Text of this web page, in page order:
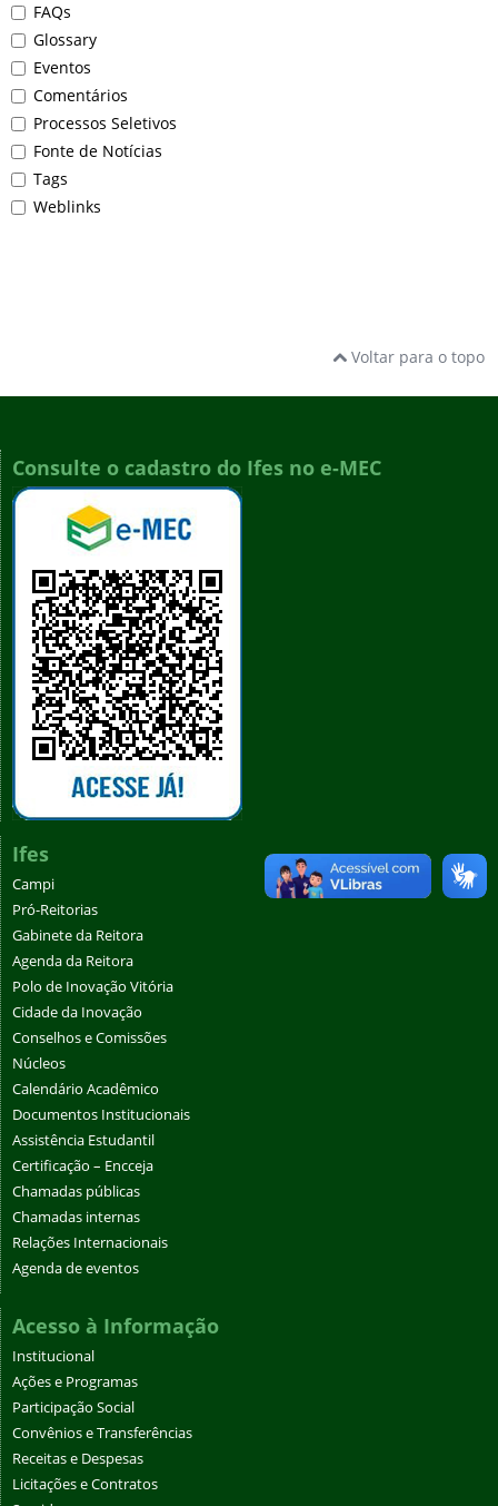
FAQs
Glossary
Eventos
Comentários
Processos Seletivos
Fonte de Notícias
Tags
Weblinks
Voltar para o topo
Consulte o cadastro do Ifes no e-MEC
Ifes
Campi
Pró-Reitorias
Gabinete da Reitora
Agenda da Reitora
Polo de Inovação Vitória
Cidade da Inovação
Conselhos e Comissões
Núcleos
Calendário Acadêmico
Documentos Institucionais
Assistência Estudantil
Certificação – Encceja
Chamadas públicas
Chamadas internas
Relações Internacionais
Agenda de eventos
Acesso à Informação
Institucional
Ações e Programas
Participação Social
Convênios e Transferências
Receitas e Despesas
Licitações e Contratos